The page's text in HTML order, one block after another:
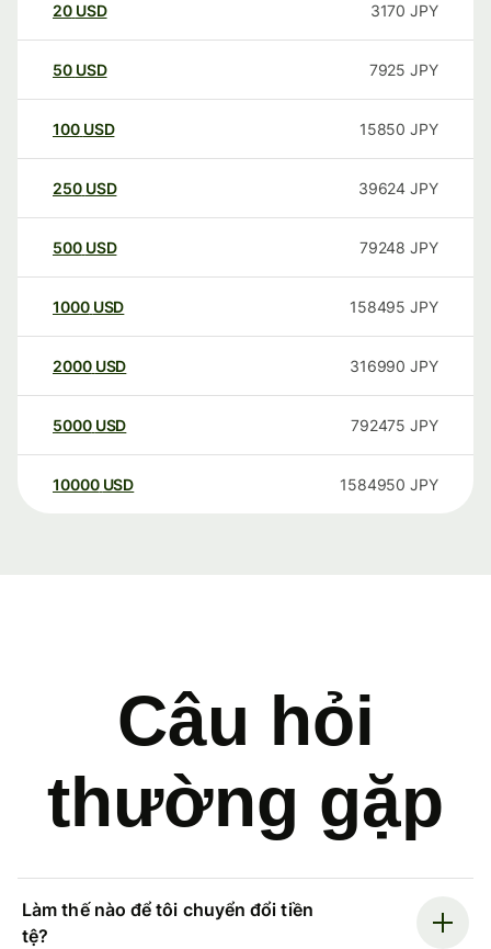
20 USD 3170 JPY
50 USD 7925 JPY
100 USD 15850 JPY
250 USD 39624 JPY
500 USD 79248 JPY
1000 USD 158495 JPY
2000 USD 316990 JPY
5000 USD 792475 JPY
10000 USD 1584950 JPY
Câu hỏi
thường gặp
Làm thế nào để tôi chuyển đổi tiền
tệ?